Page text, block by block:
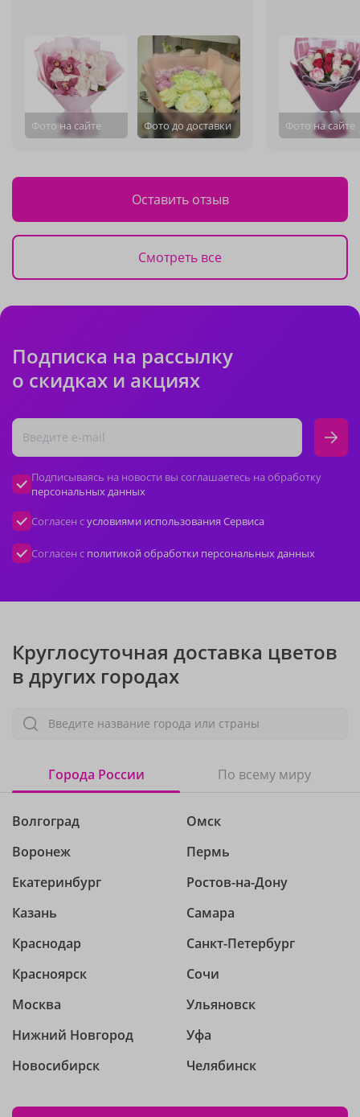
Фото на сайте Фото до доставки Фото на сайте
Оставить отзыв
Смотреть все
Подписка на рассылку
о скидках и акциях
Подписываясь на новости вы соглашаетесь на обработку
персональных данных
Согласен сусловиями использования Сервиса
Согласен с политикой обработки персональных данных
Круглосуточная доставка цветов
в других городах
Введите название города или страны
Города России По всему миру
Волгоград
Воронеж
Екатеринбург
Казань
Краснодар
Красноярск
Москва
Нижний Новгород
Новосибирск
Омск
Пермь
Ростов-на-Дону
Самара
Санкт-Петербург
Сочи
Ульяновск
Уфа
Челябинск